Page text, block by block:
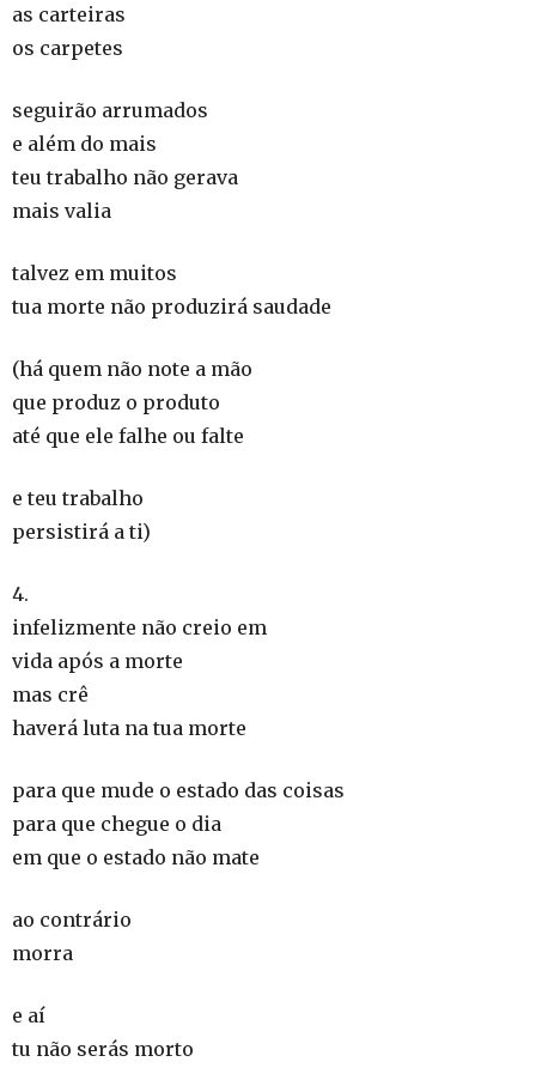
as carteiras
os carpetes
seguirão arrumados
e além do mais
teu trabalho não gerava
mais valia
talvez em muitos
tua morte não produzirá saudade
(há quem não note a mão
que produz o produto
até que ele falhe ou falte
e teu trabalho
persistirá a ti)
4.
infelizmente não creio em
vida após a morte
mas crê
haverá luta na tua morte
para que mude o estado das coisas
para que chegue o dia
em que o estado não mate
ao contrário
morra
e aí
tu não serás morto